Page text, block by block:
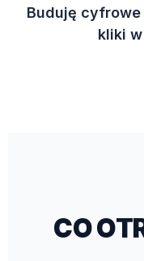
Buduję
kliki
CO